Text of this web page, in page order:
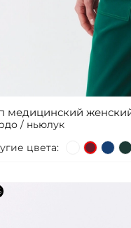
медицинский
/ ньюлук
цвета: